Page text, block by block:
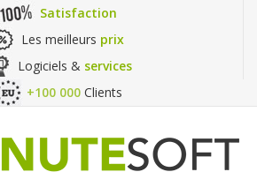
Satisfaction
Les meilleurs prix
Logiciels & services
+100 000 Clients